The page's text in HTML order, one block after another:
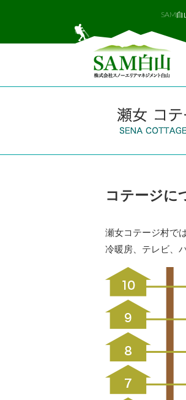
SAM白
コテージに
瀬女コテージ村で
冷暖房、テレビ、